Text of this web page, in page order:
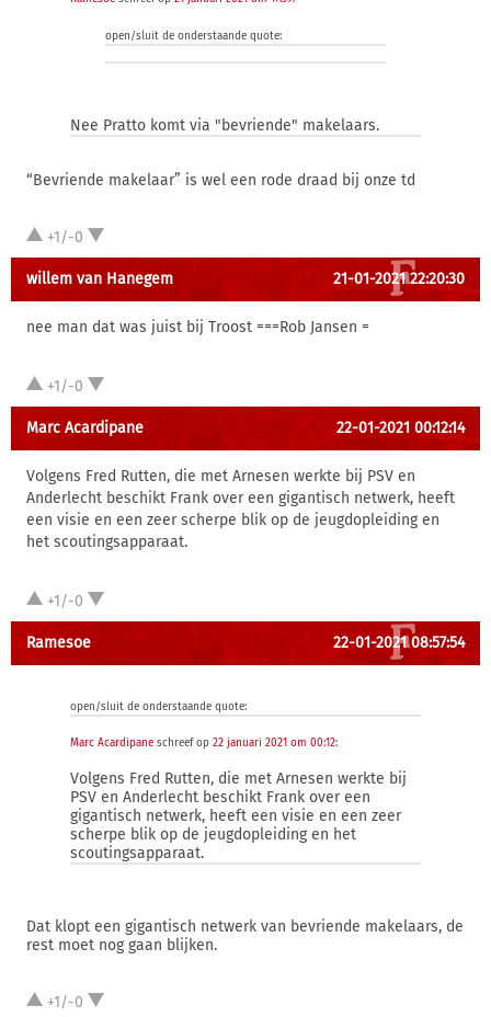
open/sluit de onderstaande quote:
Nee Pratto komt via "bevriende" makelaars.
“Bevriende makelaar” is wel een rode draad bij onze td
+1/-0
willem van Hanegem 21-01-2021 22:20:30
nee man dat was juist bij Troost ===Rob Jansen =
+1/-0
Marc Acardipane 22-01-2021 00:12:14
Volgens Fred Rutten, die met Arnesen werkte bij PSV en
Anderlecht beschikt Frank over een gigantisch netwerk, heeft
een visie en een zeer scherpe blik op de jeugdopleiding en
het scoutingsapparaat.
+1/-0
Ramesoe 22-01-2021 08:57:54
open/sluit de onderstaande quote:
Marc Acardipane schreef op 22 januari 2021 om 00:12:
Volgens Fred Rutten, die met Arnesen werkte bij
PSV en Anderlecht beschikt Frank over een
gigantisch netwerk, heeft een visie en een zeer
scherpe blik op de jeugdopleiding en het
scoutingsapparaat.
Dat klopt een gigantisch netwerk van bevriende makelaars, de
rest moet nog gaan blijken.
+1/-0